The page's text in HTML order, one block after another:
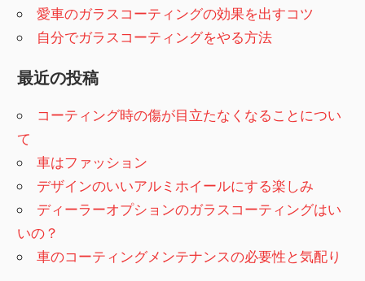
愛車のガラスコーティングの効果を出すコツ
自分でガラスコーティングをやる方法
最近の投稿
コーティング時の傷が目立たなくなることについ
て
車はファッション
デザインのいいアルミホイールにする楽しみ
ディーラーオプションのガラスコーティングはい
いの？
車のコーティングメンテナンスの必要性と気配り